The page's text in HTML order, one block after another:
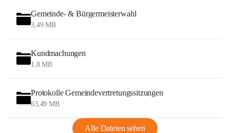
Gemeinde- & Bürgermeisterwahl
3,49 MB
Kundmachungen
1,8 MB
Protokolle Gemeindevertretungssitzungen
63,49 MB
Alle Dateien sehen